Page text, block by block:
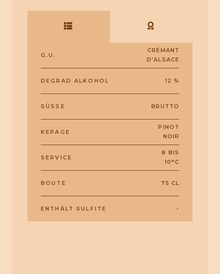
G.U.
CRÉMANT
D'ALSACE
DEGRAD ALKOHOL 12 %
SÜSSE BRUTTO
KEPAGE
PINOT
NOIR
SERVICE
8 BIS
10°C
BOUTE 75 CL
ENTHÄLT SULFITE -